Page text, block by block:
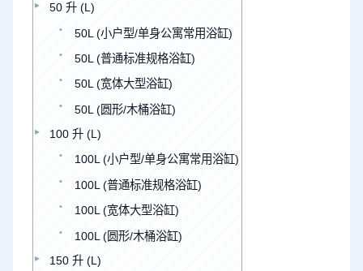
50 升 (L)
50L (小户型/单身公寓常用浴缸)
50L (普通标准规格浴缸)
50L (宽体大型浴缸)
50L (圆形/木桶浴缸)
100 升 (L)
100L (小户型/单身公寓常用浴缸)
100L (普通标准规格浴缸)
100L (宽体大型浴缸)
100L (圆形/木桶浴缸)
150 升 (L)